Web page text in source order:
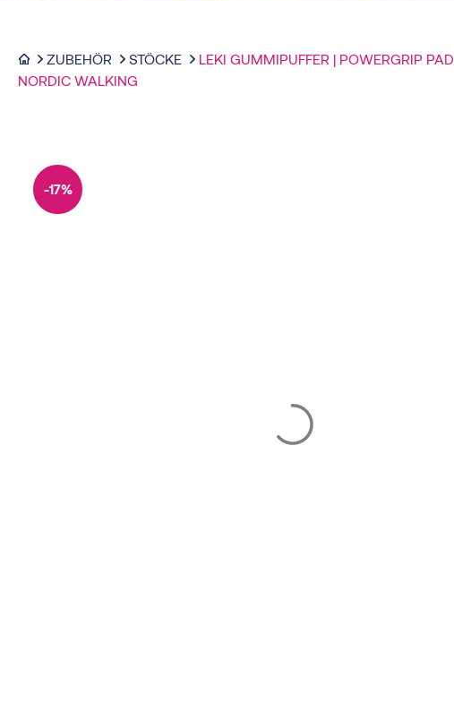
ZUBEHÖR STÖCKE
LEKI GUMMIPUFFER | POWERGRIP PAD
NORDIC WALKING
-17%